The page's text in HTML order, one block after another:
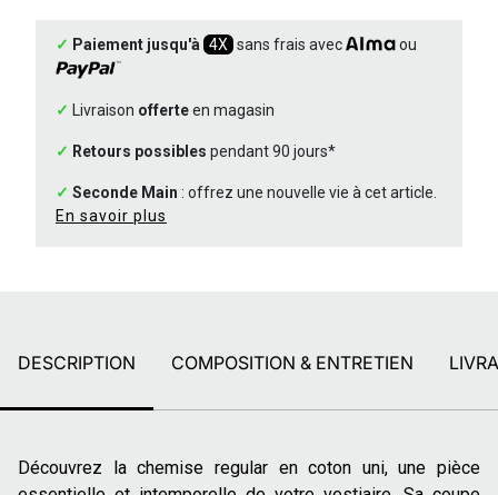
✓ Paiement jusqu'à 4X sans frais avec ou
✓ Livraison offerteen magasin
✓ Retours possibles pendant 90 jours*
✓ Seconde Main : offrez une nouvelle vie à cet article.
En savoir plus
DESCRIPTION COMPOSITION & ENTRETIEN
Découvrez la chemise regular en coton uni, une pièce